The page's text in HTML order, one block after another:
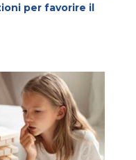
per favorire il